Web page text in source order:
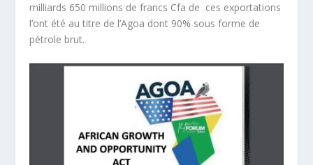
milliards 650 millions de francs Cfa de ces exportations
l’ont été au titre de l’Agoa dont 90% sous forme de
pétrole brut.